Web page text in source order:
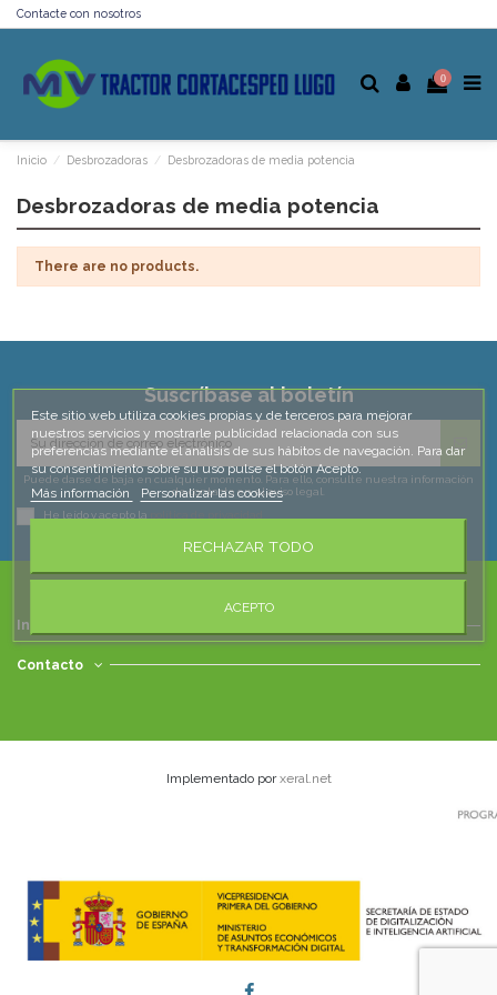
Contacte con nosotros
0
Inicio Desbrozadoras Desbrozadoras de media potencia
Desbrozadoras de media potencia
There are no products.
Suscríbase al boletín
Puede darse de baja en cualquier momento. Para ello, consulte nuestra información
de contacto en el aviso legal.
He leído y acepto la
Información
Contacto
Este sitio web utiliza cookies propias y de terceros para mejorar
nuestros servicios y mostrarle publicidad relacionada con sus
preferencias mediante el análisis de sus hábitos de navegación. Para dar
su consentimiento sobre su uso pulse el botón Acepto.
Más información
Personalizar las cookies
RECHAZAR TODO
ACEPTO
Implementado porxeral.net